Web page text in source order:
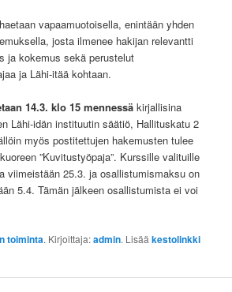
vapaamuotoisella, enintään yhden
josta ilmenee hakijan relevantti
ja kokemus sekä perustelut
ja Lähi-itää kohtaan.
14.3. klo 15 mennessä kirjallisina
Lähi-idän instituutin säätiö, Hallituskatu 2
myös postitettujen hakemusten tulee
”Kuvitustyöpaja”. Kurssille valituille
viimeistään 25.3. ja osallistumismaksu on
5.4. Tämän jälkeen osallistumista ei voi
toiminta. Kirjoittaja:admin. Lisääkestolinkki